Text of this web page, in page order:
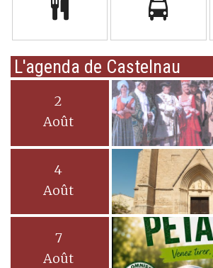
L'agenda de Castelnau
2
Août
4
Août
7
Août